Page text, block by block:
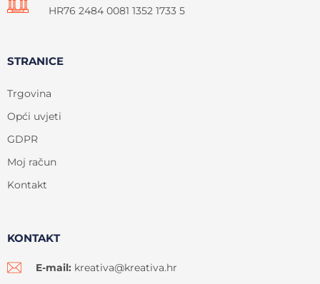
HR76 2484 0081 1352 1733 5
STRANICE
Trgovina
Opći uvjeti
GDPR
Moj račun
Kontakt
KONTAKT
E-mail: kreativa@kreativa.hr